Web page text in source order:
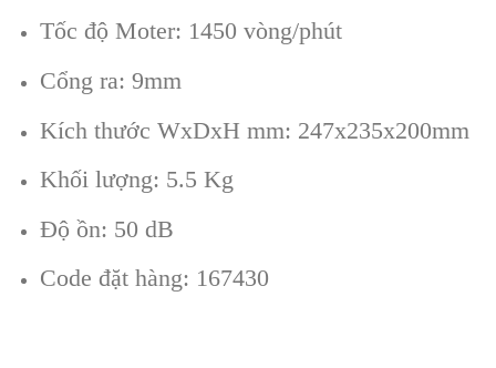
Tốc độ Moter: 1450 vòng/phút
Cổng ra: 9mm
Kích thước WxDxH mm: 247x235x200mm
Khối lượng: 5.5 Kg
Độ ồn: 50 dB
Code đặt hàng: 167430